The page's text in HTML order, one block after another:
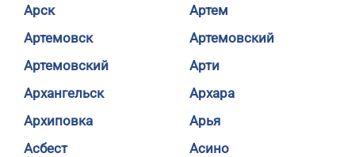
Арск
Артем
Артемовск
Артемовский
Артемовский
Арти
Архангельск
Архара
Архиповка
Арья
Асбест
Асино